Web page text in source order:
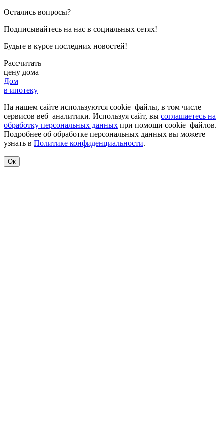
Остались вопросы?
Подписывайтесь на нас в социальных сетях!
Будьте в курсе последних новостей!
Рассчитать
цену дома
Дом
в ипотеку
На нашем сайте используются cookie–файлы, в том числе
сервисов веб–аналитики. Используя сайт, вы соглашаетесь на
обработку персональных данных при помощи cookie–файлов.
Подробнее об обработке персональных данных вы можете
узнать в Политике конфиденциальности.
Ок